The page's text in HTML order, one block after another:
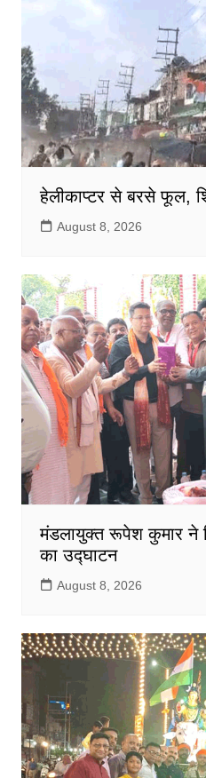
हेलीकाप्टर से बरसे फूल,
August 8, 2026
मंडलायुक्त रूपेश कुमार ने
का उद्घाटन
August 8, 2026